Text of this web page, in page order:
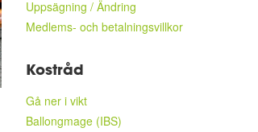
Uppsägning / Ändring
Medlems- och betalningsvillkor
Kostråd
Gå ner i vikt
Ballongmage (IBS)